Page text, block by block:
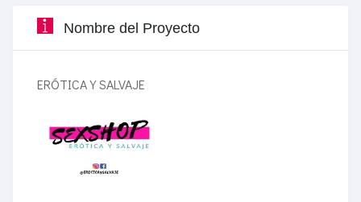
Nombre del Proyecto
ERÓTICA Y SALVAJE